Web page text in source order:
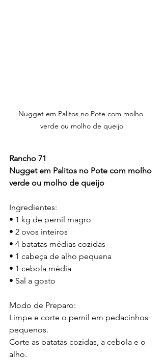
Nugget em Palitos no Pote com molho
verde ou molho de queijo
Rancho 71
Nugget em Palitos no Pote com molho
verde ou molho de queijo
Ingredientes:
• 1 kg de pernil magro
• 2 ovos inteiros
• 4 batatas médias cozidas
• 1 cabeça de alho pequena
• 1 cebola média
• Sal a gosto
Modo de Preparo:
Limpe e corte o pernil em pedacinhos
pequenos.
Corte as batatas cozidas, a cebola e o
alho.